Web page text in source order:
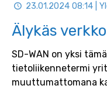
23.01.2024 08:14 |
Älykäs
SD-WAN on yksi
tietoliikennetermi
muuttumattomana